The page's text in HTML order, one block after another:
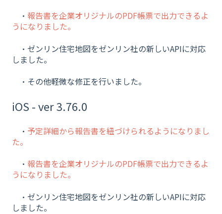
・ 報告書を企業オリジナルのPDF帳票で出力できるよ
うになりました。
・ゼンリン住宅地図をゼンリン社の新しいAPIに対応
しました。
・その他軽微な修正を行いました。
iOS - ver 3.76.0
・ 予定詳細から報告書を紐づけられるようになりまし
た。
・ 報告書を企業オリジナルのPDF帳票で出力できるよ
うになりました。
・ゼンリン住宅地図をゼンリン社の新しいAPIに対応
しました。